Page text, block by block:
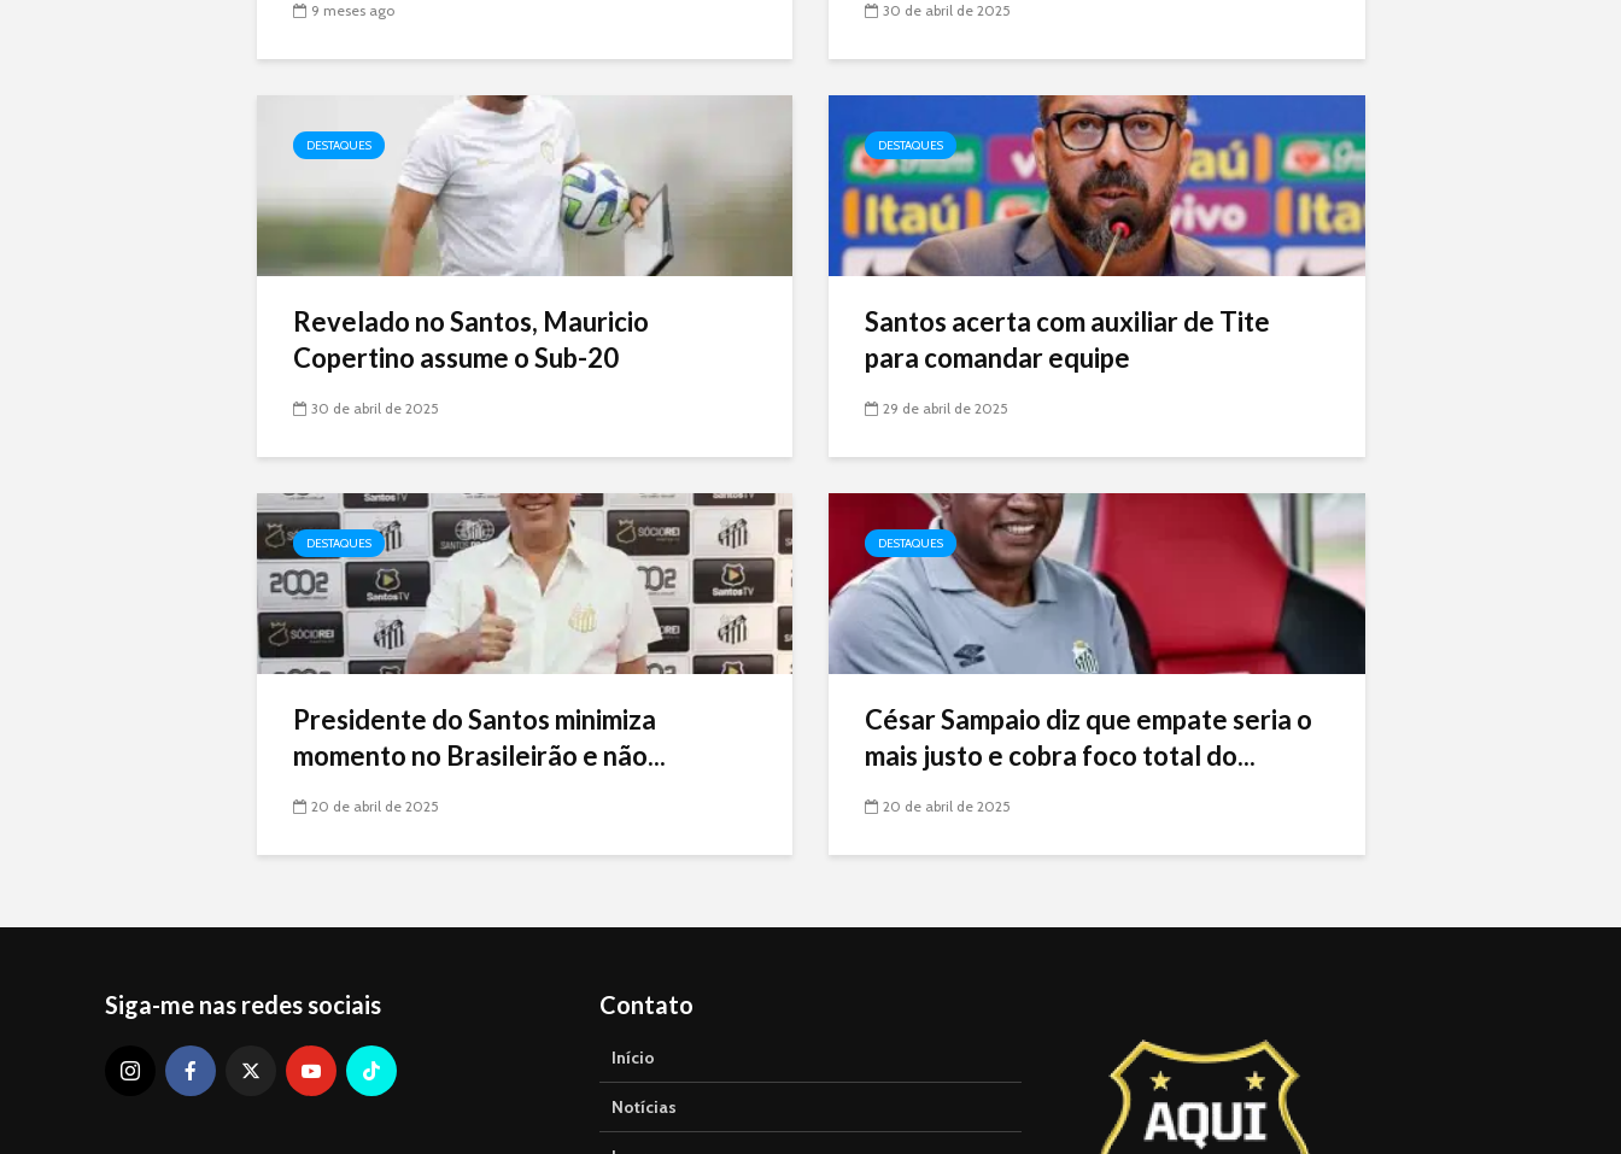
9 meses ago 30 de abril de 2025
DESTAQUES
Revelado no Santos, Mauricio
Copertino assume o Sub-20
30 de abril de 2025
DESTAQUES
Santos acerta com auxiliar de Tite
para comandar equipe
29 de abril de 2025
DESTAQUES
Presidente do Santos minimiza
momento no Brasileirão e não...
20 de abril de 2025
DESTAQUES
César Sampaio diz que empate seria o
mais justo e cobra foco total do...
20 de abril de 2025
Siga-me nas redes sociais Contato
Início
Notícias